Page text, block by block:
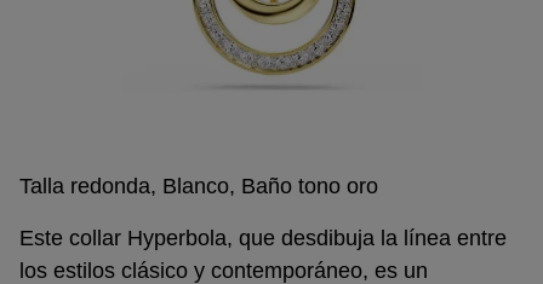
Talla redonda, Blanco, Baño tono oro
Este collar Hyperbola, que desdibuja la línea entre
los estilos clásico y contemporáneo, es un